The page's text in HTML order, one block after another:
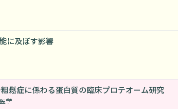
に及ぼす影響
鬆症に係わる蛋白質の臨床プロテオーム研究
医学